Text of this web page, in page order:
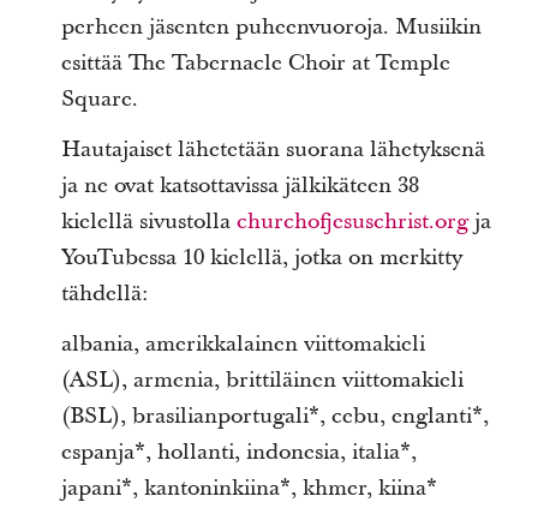
perheen jäsenten puheenvuoroja. Musiikin
esittää The Tabernacle Choir at Temple
Square.
Hautajaiset lähetetään suorana lähetyksenä
ja ne ovat katsottavissa jälkikäteen 38
kielellä sivustolla churchofjesuschrist.orgja
YouTubessa 10 kielellä, jotka on merkitty
tähdellä:
albania, amerikkalainen viittomakieli
(ASL), armenia, brittiläinen viittomakieli
(BSL), brasilianportugali*, cebu, englanti*,
espanja*, hollanti, indonesia, italia*,
japani*, kantoninkiina*, khmer, kiina*